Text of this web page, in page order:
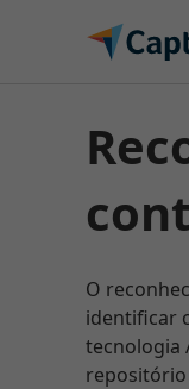
Skip to content
Reconhecimento automático de
O
identificar
tecnologia